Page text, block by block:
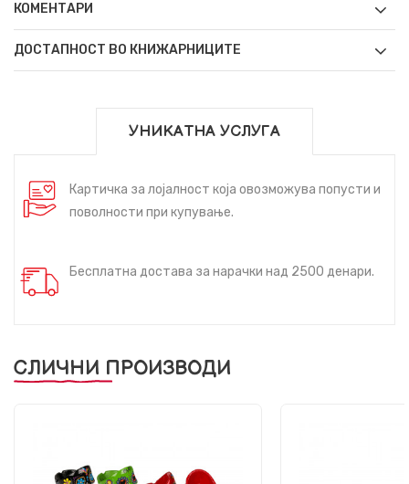
КОМЕНТАРИ
ДОСТАПНОСТ ВО КНИЖАРНИЦИТЕ
УНИКАТНА УСЛУГА
Картичка за лојалност која овозможува попусти и
поволности при купување.
Бесплатна достава за нарачки над 2500 денари.
СЛИЧНИ ПРОИЗВОДИ